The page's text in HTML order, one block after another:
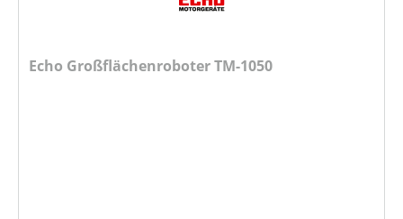
Echo Großflächenroboter TM-1050